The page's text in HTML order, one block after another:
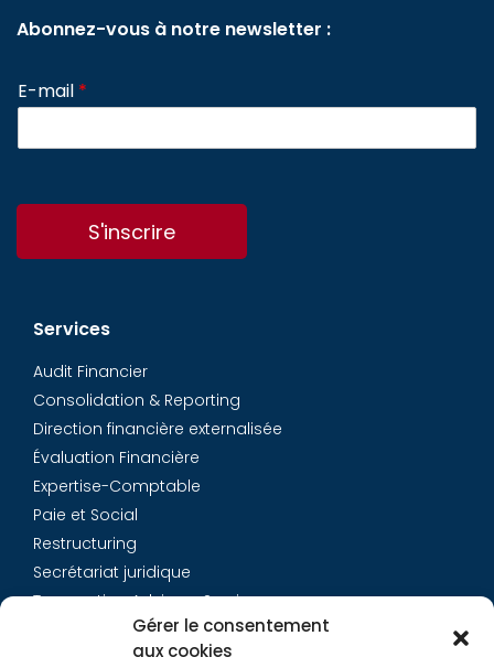
Gérer le consentement
aux cookies
Abonnez-vous à notre newsletter :
E-mail *
S'inscrire
Services
Audit Financier
Consolidation & Reporting
Direction financière externalisée
Évaluation Financière
Expertise-Comptable
Paie et Social
Restructuring
Secrétariat juridique
Transaction Advisory Services